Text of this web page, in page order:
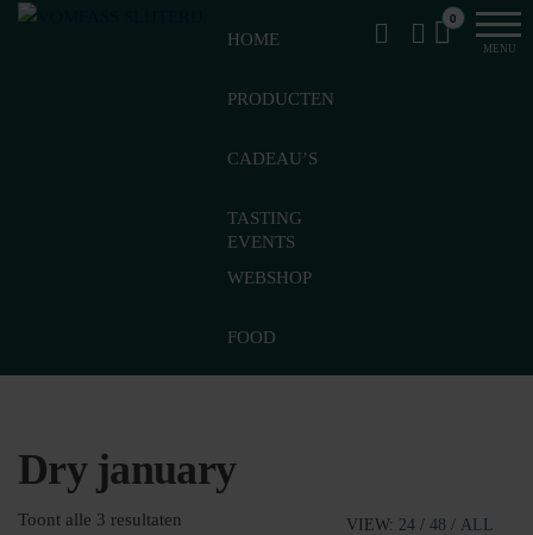
Slijterij
het
0
MENU
HOME
PRODUCTEN
CADEAU’S
TASTING
EVENTS
WEBSHOP
FOOD
Dry january
VIEW: 24 / 48 / ALL
Toont alle 3 resultaten